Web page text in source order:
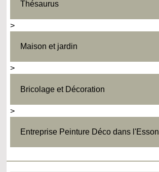
Thésaurus
>
Maison et jardin
>
Bricolage et Décoration
>
Entreprise Peinture Déco dans